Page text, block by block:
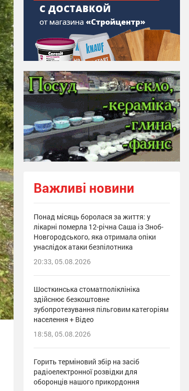
Важливі новини
Понад місяць боролася за життя: у
лікарні померла 12-річна Саша із Зноб-
Новгородського, яка отримала опіки
унаслідок атаки безпілотника
20:33, 05.08.2026
Шосткинська стоматполіклініка
здійснює безкоштовне
зубопротезування пільговим категоріям
населення + Відео
18:58, 05.08.2026
Горить терміновий збір на засіб
радіоелектронної розвідки для
оборонців нашого прикордоння